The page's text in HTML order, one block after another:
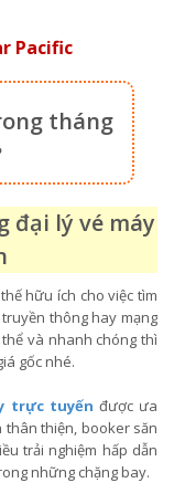
Pacific
tháng
đại lý vé máy
hữu ích cho việc tìm
thông hay mạng
và nhanh chóng thì
gốc nhé.
trực tuyến được ưa
thiện, booker săn
trải nghiệm hấp dẫn
những chặng bay.